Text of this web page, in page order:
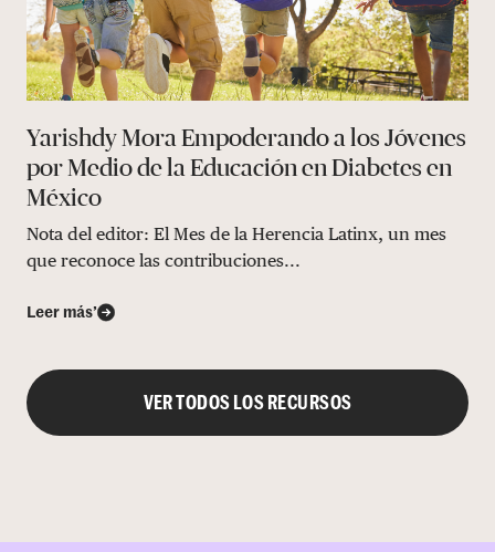
Yarishdy Mora Empoderando a los Jóvenes
por Medio de la Educación en Diabetes en
México
Nota del editor: El Mes de la Herencia Latinx, un mes
que reconoce las contribuciones...
Leer más’
VER TODOS LOS RECURSOS